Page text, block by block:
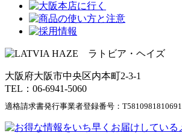
大阪府大阪市中央区内本町2-3-1
TEL：06-6941-5060
適格請求書発行事業者登録番号： T5810981810691